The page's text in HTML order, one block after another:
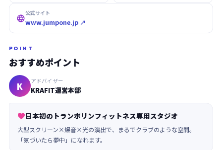
公式サイト
www.jumpone.jp ↗
POINT
おすすめポイント
K アドバイザー
KRAFIT運営本部
日本初のトランポリンフィットネス専用スタジオ
大型スクリーン×爆音×光の演出で、まるでクラブのような空間。
「気づいたら夢中」になれます。